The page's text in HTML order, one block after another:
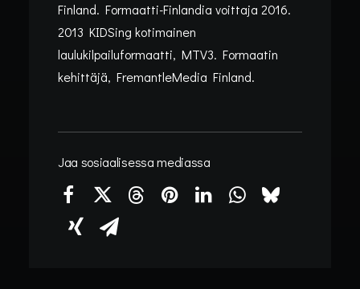
Finland. Formaatti-Finlandia voittaja 2016.
2013 KIDSing kotimainen
laulukilpailuformaatti, MTV3. Formaatin
kehittäjä, FremantleMedia Finland.
Jaa sosiaalisessa mediassa